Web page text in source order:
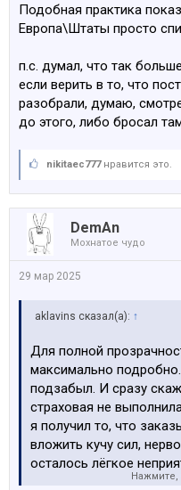
Подобная практика
Европа\Штаты просто
п.с. думал, что так
если верить в то, что
разобрали, думаю,
до этого, либо бросал
nikitaec777нравится это.
DemAn
Мохнатое чудо
29 мар 2025
aklavins сказал(а): ↑
Для полной
максимально
подзабыл. И сразу
страховая не
я получил то, что
вложить кучу сил,
осталось лёгкое
Нажмите,